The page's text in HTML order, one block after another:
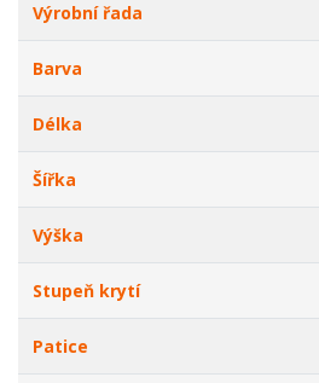
Výrobní řada
Barva
Délka
Šířka
Výška
Stupeň krytí
Patice